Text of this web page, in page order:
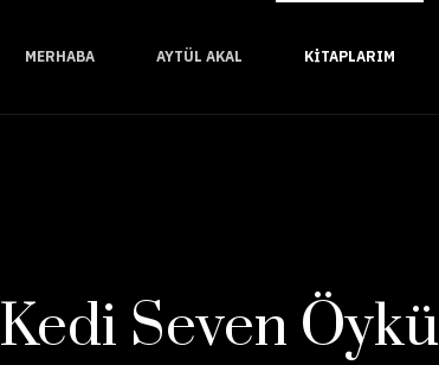
MERHABA AYTÜL AKAL KITAPLARIM
Kedi Seven